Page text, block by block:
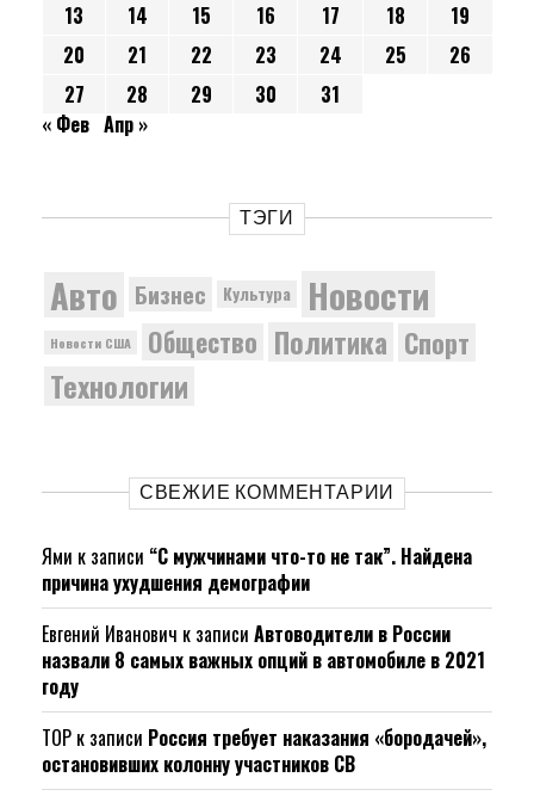
13
14 15 16 17 18
19
20
21 22 23 24 25
26
27
28 29 30
31
« Фев Апр »
ТЭГИ
Авто Бизнес Культура Новости
Новости США Общество Политика Спорт
Технологии
СВЕЖИЕ КОММЕНТАРИИ
Ями к записи “С мужчинами что-то не так”. Найдена
причина ухудшения демографии
Евгений Иванович к записи Автоводители в России
назвали 8 самых важных опций в автомобиле в 2021
году
ТОР к записи Россия требует наказания «бородачей»,
остановивших колонну участников СВ